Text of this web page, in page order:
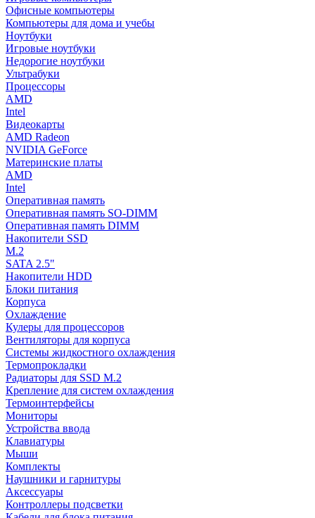
Офисные компьютеры
Компьютеры для дома и учебы
Ноутбуки
Игровые ноутбуки
Недорогие ноутбуки
Ультрабуки
Процессоры
AMD
Intel
Видеокарты
AMD Radeon
NVIDIA GeForce
Материнские платы
AMD
Intel
Оперативная память
Оперативная память SO-DIMM
Оперативная память DIMM
Накопители SSD
M.2
SATA 2.5"
Накопители HDD
Блоки питания
Корпуса
Охлаждение
Кулеры для процессоров
Вентиляторы для корпуса
Системы жидкостного охлаждения
Термопрокладки
Радиаторы для SSD M.2
Крепление для систем охлаждения
Термоинтерфейсы
Мониторы
Устройства ввода
Клавиатуры
Мыши
Комплекты
Наушники и гарнитуры
Аксессуары
Контроллеры подсветки